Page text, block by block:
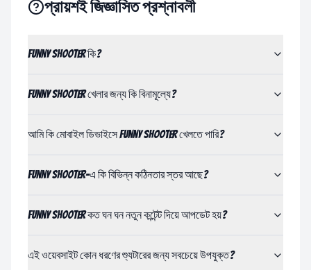
প্রায়শই জিজ্ঞাসিত প্রশ্নাবলী
Funny Shooter কি?
Funny Shooter খেলার জন্য কি বিনামূল্যে?
আমি কি মোবাইল ডিভাইসে Funny Shooter খেলতে পারি?
Funny Shooter-এ কি বিভিন্ন কঠিনতার স্তর আছে?
Funny Shooter কত ঘন ঘন নতুন কন্টেন্ট দিয়ে আপডেট হয়?
এই ওয়েবসাইট কোন ধরণের শ্যুটারের জন্য সবচেয়ে উপযুক্ত?